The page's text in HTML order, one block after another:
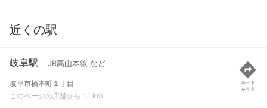
近くの駅
岐阜駅 JR高山本線 など
岐阜市橋本町１丁目
このページの店舗から 1.1 km
ルート
を見る